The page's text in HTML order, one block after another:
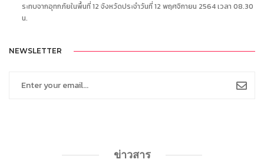
ระทบจากอุทกภัยในพื้นที่ 12 จังหวัดประจำวันที่ 12 พฤศจิกายน 2564 เวลา 08.30
น.
NEWSLETTER
ข่าวสาร